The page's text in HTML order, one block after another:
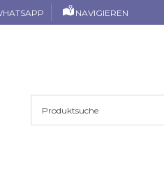
NAVIGIEREN